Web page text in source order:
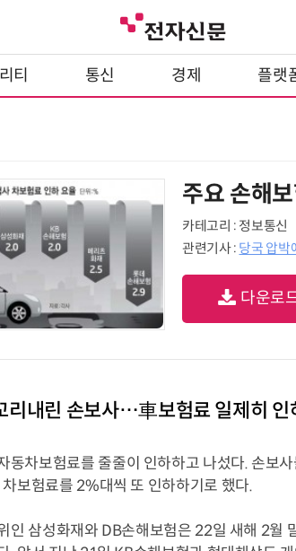
티 통신 경제 플랫
주요 손해
카테고리 : 정보통신
관련기사 : 당국 압박
다운로
리내린 손보사…車보험료 일제히 인
동차보험료를 줄줄이 인하하고 나섰다. 손보
보험료를 2%대씩 또 인하하기로 했다.
인 삼성화재와 DB손해보험은 22일 새해 2월